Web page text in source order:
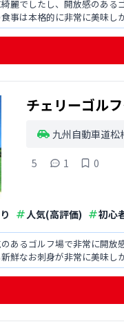
麗でしたし、開放感のあ
事は本格的に非常に美味し
チェリーゴル
九州自動車道
5 1 0
人気(高評価) 初心
あるゴルフ場で非常に開
鮮なお刺身が非常に美味し